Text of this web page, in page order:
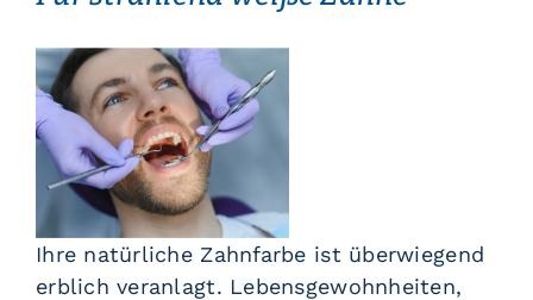
Notdienst
Kontakt
Ihre natürliche Zahnfarbe ist überwiegend
erblich veranlagt. Lebensgewohnheiten,